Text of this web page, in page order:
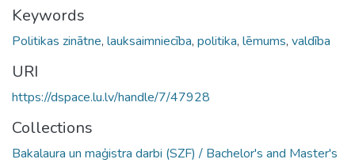
Keywords
Politikas zinātne, lauksaimniecība, politika, lēmums, valdība
URI
https://dspace.lu.lv/handle/7/47928
Collections
Bakalaura un maģistra darbi (SZF) / Bachelor's and Master's